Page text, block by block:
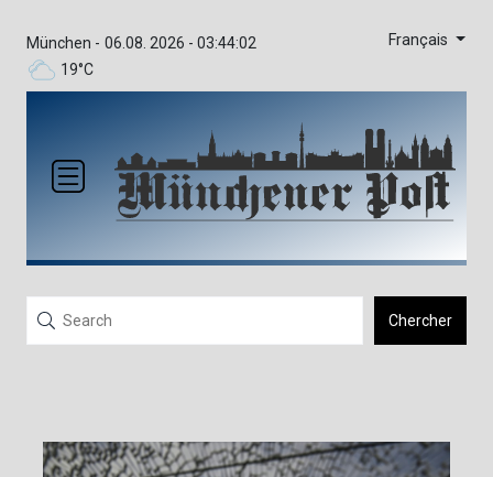
München -
19°C
06.08. 2026 - 03:44:02 Français
Chercher